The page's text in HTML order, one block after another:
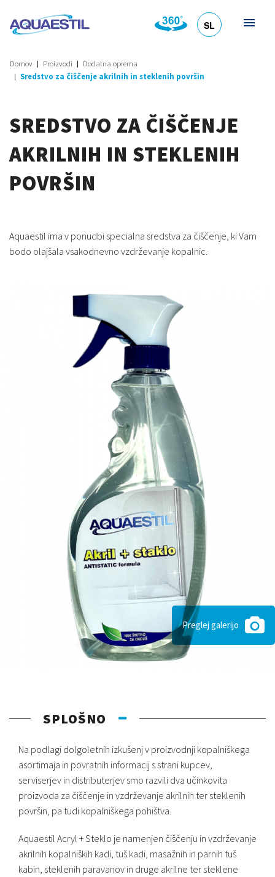
SL
Domov Proizvodi
Dodatna oprema
Sredstvo za čiščenje akrilnih in steklenih površin
SREDSTVO ZA ČIŠČENJE
AKRILNIH IN STEKLENIH
POVRŠIN
Aquaestil ima v ponudbi specialna sredstva za čiščenje, ki Vam
bodo olajšala vsakodnevno vzdrževanje kopalnic.
Preglej galerijo
SPLOŠNO
Na podlagi dolgoletnih izkušenj v proizvodnji kopalniškega
asortimaja in povratnih informacij s strani kupcev,
serviserjev in distributerjev smo razvili dva učinkovita
proizvoda za čiščenje in vzdrževanje akrilnih ter steklenih
površin, pa tudi kopalniškega pohištva.
Aquaestil Acryl + Steklo je namenjen čiščenju in vzdrževanje
akrilnih kopalniških kadi, tuš kadi, masažnih in parnih tuš
kabin, steklenih paravanov in druge akrilne ter steklene